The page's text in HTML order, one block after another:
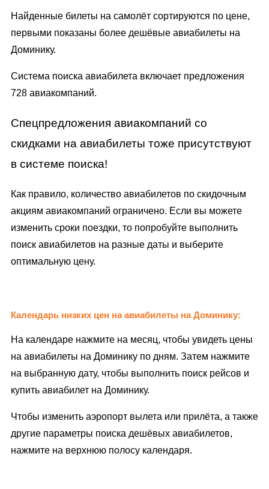
Найденные билеты на самолёт сортируются по цене,
первыми показаны более дешёвые авиабилеты на
Доминику.
Система поиска авиабилета включает предложения
728 авиакомпаний.
Спецпредложения авиакомпаний со
скидками на авиабилеты тоже присутствуют
в системе поиска!
Как правило, количество авиабилетов по скидочным
акциям авиакомпаний ограничено. Если вы можете
изменить сроки поездки, то попробуйте выполнить
поиск авиабилетов на разные даты и выберите
оптимальную цену.
Календарь низких цен на авиабилеты на Доминику:
На календаре нажмите на месяц, чтобы увидеть цены
на авиабилеты на Доминику по дням. Затем нажмите
на выбранную дату, чтобы выполнить поиск рейсов и
купить авиабилет на Доминику.
Чтобы изменить аэропорт вылета или прилёта, а также
другие параметры поиска дешёвых авиабилетов,
нажмите на верхнюю полосу календаря.